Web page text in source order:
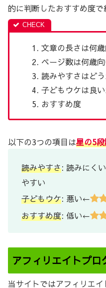
的に判断したおすすめ度で
文章の長さは何
ページ数は何歳
読みやすさはど
子どもウケは良
おすすめ度
以下の3つの項目は星の5
読みやすさ: 読みにく
やすい
子どもウケ: 悪い←
おすすめ度: 低い←
アフィリエイトプロ
当サイトではアフィリエ